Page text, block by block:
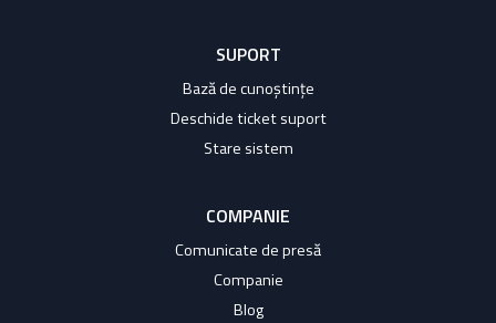
SUPORT
Bază de cunoștințe
Deschide ticket suport
Stare sistem
COMPANIE
Comunicate de presă
Companie
Blog